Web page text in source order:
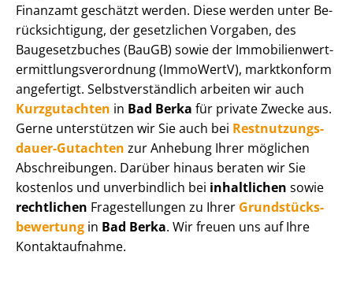
Finanzamt geschätzt werden. Diese werden unter Be­
rück­sich­ti­gung, der gesetzlichen Vorgaben, des
Baugesetzbuches (BauGB) sowie der Im­mo­bi­li­en­wert­
ermitt­lungs­ver­ord­nung (ImmoWertV), marktkonform
angefertigt. Selbst­ver­ständ­lich arbeiten wir auch
Kurzgutachten in Bad Berka für private Zwecke aus.
Gerne unterstützen wir Sie auch bei Rest­nut­zungs­
dau­er-Gutachten zur Anhebung Ihrer möglichen
Abschreibungen. Darüber hinaus beraten wir Sie
kostenlos und unverbindlich bei inhaltlichen sowie
rechtlichen Fragestellungen zu Ihrer Grund­stücks­
be­wer­tung in Bad Berka. Wir freuen uns auf Ihre
Kontaktaufnahme.